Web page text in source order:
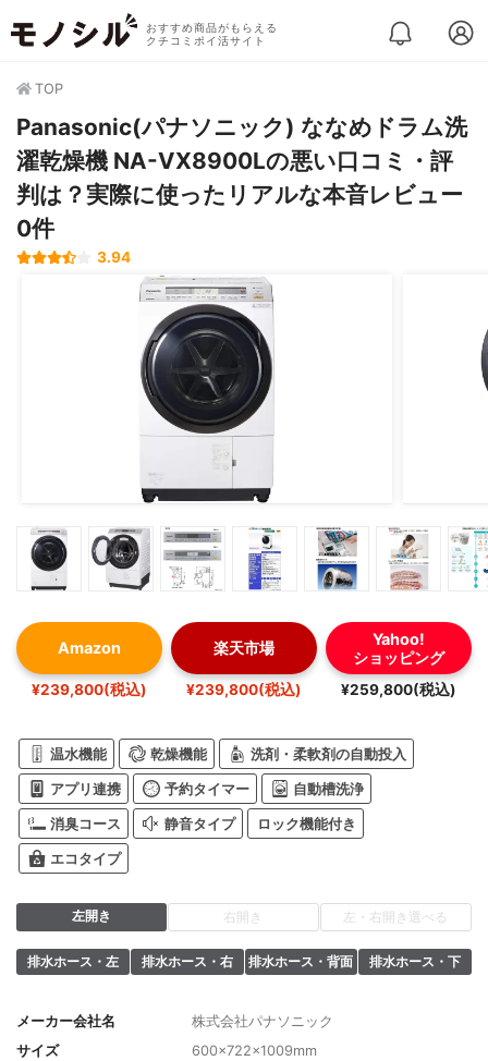
おすすめ商品がもらえる
クチコミポイ活サイト
TOP
Panasonic(パナソニック) ななめドラム洗
濯乾燥機 NA-VX8900Lの悪い口コミ・評
判は？実際に使ったリアルな本音レビュー
0件
3.94
Amazon
¥239,800(税込)
楽天市場
¥239,800(税込)
Yahoo!
ショッピング
¥259,800(税込)
温水機能 乾燥機能 洗剤・柔軟剤の自動投入
アプリ連携 予約タイマー 自動槽洗浄
消臭コース 静音タイプ ロック機能付き
エコタイプ
左開き 右開き 左・右開き選べる
排水ホース・左 排水ホース・右 排水ホース・背面 排水ホース・下
メーカー会社名
株式会社パナソニック
サイズ
600×722×1009mm